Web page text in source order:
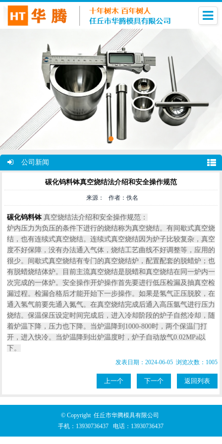
公司新闻
碳化钨料钵真空烧结法介绍和安全操作规范
来源： 作者：佚名
碳化钨料钵 真空烧结法介绍和安全操作规范：
炉内压力为负压的条件下进行的烧结称为真空烧结。有间歇式真空烧
结，也有连续式真空烧结。连续式真空烧结因为炉子比较复杂，真空
度不好保障，没有办法通入气体，烧结工艺曲线不好调整等，应用的
很少。间歇式真空烧结有专门的真空烧结炉，配置配套的脱蜡炉；也
有脱蜡烧结体炉。目前主流真空烧结是脱蜡和真空烧结在同一炉内一
次完成的一体炉。安全操作开炉操作首先要进行低压检漏及抽真空检
漏过程。检漏合格后才能开始下一步操作。如果是氢气正压脱胶，在
通入氢气前要先通入氮气。在真空烧结完成后通入高压氩气进行压力
烧结。保温保压设定时间完成后，进入冷却阶段的炉子自然冷却，随
着炉温下降，压力也下降。当炉温降到1000-800时，两个保温门打
开，进入快冷。当炉温降到出炉温度时，炉子自动放气0.02MPa以
下。
发表日期：2024-06-05 浏览次数：1005
上一个 下一个 返回列表
© Copyright 任丘市华腾模具有限公司
手机： 13930736437 电话： 13930736437